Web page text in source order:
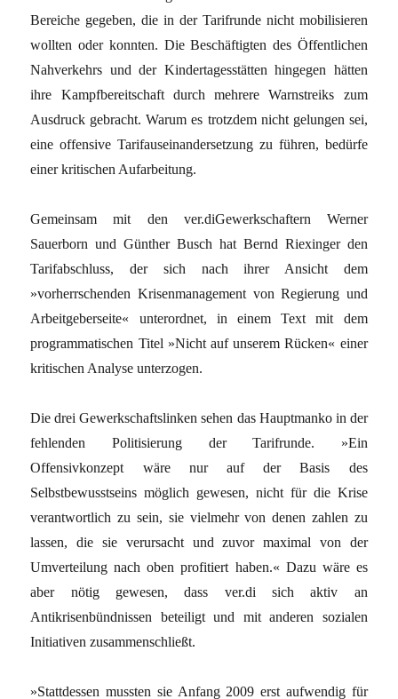
Bereiche gegeben, die in der Tarifrunde nicht mobilisieren
wollten oder konnten. Die Beschäftigten des Öffentlichen
Nahverkehrs und der Kindertagesstätten hingegen hätten
ihre Kampfbereitschaft durch mehrere Warnstreiks zum
Ausdruck gebracht. Warum es trotzdem nicht gelungen sei,
eine offensive Tarifauseinandersetzung zu führen, bedürfe
einer kritischen Aufarbeitung.
Gemeinsam mit den ver.diGewerkschaftern Werner
Sauerborn und Günther Busch hat Bernd Riexinger den
Tarifabschluss, der sich nach ihrer Ansicht dem
»vorherrschenden Krisenmanagement von Regierung und
Arbeitgeberseite« unterordnet, in einem Text mit dem
programmatischen Titel »Nicht auf unserem Rücken« einer
kritischen Analyse unterzogen.
Die drei Gewerkschaftslinken sehen das Hauptmanko in der
fehlenden Politisierung der Tarifrunde. »Ein
Offensivkonzept wäre nur auf der Basis des
Selbstbewusstseins möglich gewesen, nicht für die Krise
verantwortlich zu sein, sie vielmehr von denen zahlen zu
lassen, die sie verursacht und zuvor maximal von der
Umverteilung nach oben profitiert haben.« Dazu wäre es
aber nötig gewesen, dass ver.di sich aktiv an
Antikrisenbündnissen beteiligt und mit anderen sozialen
Initiativen zusammenschließt.
»Stattdessen mussten sie Anfang 2009 erst aufwendig für